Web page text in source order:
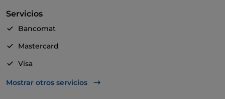
Servicios
Bancomat
Mastercard
Visa
Acceso para inválidos
Mostrar otros servicios